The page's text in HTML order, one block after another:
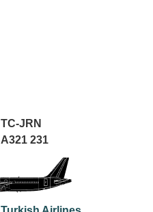
TC-JRN
A321 231